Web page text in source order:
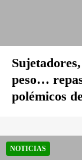
peso…
polémicos
NOTICIAS